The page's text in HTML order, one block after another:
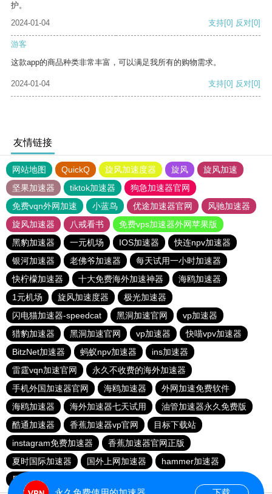
护。
2024-01-04
支持[0] 反对[0]
游客
这款app的商品种类非常丰富，可以满足我所有的购物需求。
2024-01-04 支持[0] 反对[0]
友情链接
网站地图 QuickQ 旋风加速度器 旋风
旋风加速
坚果加速器
tiktok加速器
狗急加速器官网
免费vqn外网加速
小蓝鸟 优途加速器官网
风驰加速器
旋风加速器
八戒看书
免费vps加速器外网苹果版
黑豹加速器
一元机场 IOS加速器
快连npv加速器
银河加速器
老佛爷加速器
每天试用一小时加速器
快柠檬加速器
十大免费海外加速神器
海鸥加速器
1元机场
旋风加速度器
极光加速器
闪电猫加速器-speedcat
黑洞加速官网
vp加速器
猎豹加速器
黑洞加速官网 vp加速器
快喵vpv加速器
BitzNet加速器
蚂蚁npv加速器
ins加速器
雷霆vqn加速官网
永久不收费的海外加速器
手机外国加速器官网
海鸥加速器
外网加速免费软件
海鸥加速器
海外加速器七天试用
油管加速器永久免费版
酷通加速器
香蕉加速器vp官网
目标下载站
instagram免费加速器
香蕉加速器官网正版
夏时国际加速器
国外上网加速器
hammer加速器
黑洞加速官网